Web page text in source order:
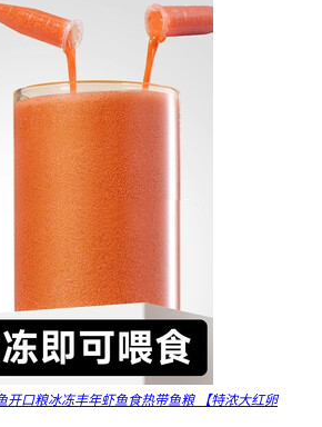
开口粮冰冻丰年虾鱼食热带鱼粮 【特浓大红卵